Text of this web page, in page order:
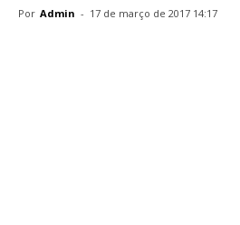
Por Admin - 17 de março de 2017 14:17